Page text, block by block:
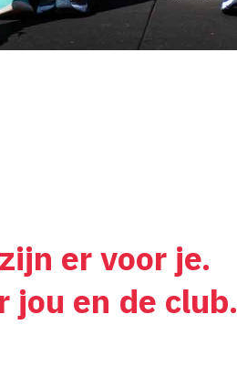
er voor je.
jou en de club.